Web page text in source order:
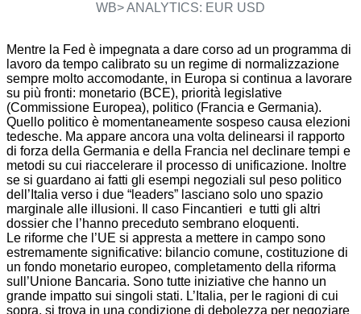
WB> ANALYTICS: EUR USD
Mentre la Fed è impegnata a dare corso ad un programma di
lavoro da tempo calibrato su un regime di normalizzazione
sempre molto accomodante, in Europa si continua a lavorare
su più fronti: monetario (BCE), priorità legislative
(Commissione Europea), politico (Francia e Germania).
Quello politico è momentaneamente sospeso causa elezioni
tedesche. Ma appare ancora una volta delinearsi il rapporto
di forza della Germania e della Francia nel declinare tempi e
metodi su cui riaccelerare il processo di unificazione. Inoltre
se si guardano ai fatti gli esempi negoziali sul peso politico
dell’Italia verso i due “leaders” lasciano solo uno spazio
marginale alle illusioni. Il caso Fincantieri e tutti gli altri
dossier che l’hanno preceduto sembrano eloquenti.
Le riforme che l’UE si appresta a mettere in campo sono
estremamente significative: bilancio comune, costituzione di
un fondo monetario europeo, completamento della riforma
sull’Unione Bancaria. Sono tutte iniziative che hanno un
grande impatto sui singoli stati. L’Italia, per le ragioni di cui
sopra, si trova in una condizione di debolezza per negoziare